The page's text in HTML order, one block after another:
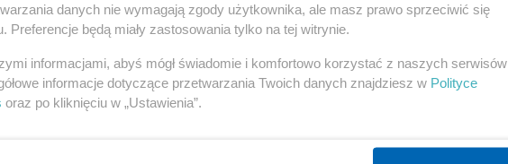
Chińczyka siedzącego przy lampie naftowej. W obu
drutami z poruszającą się w danej chwili postacią. ...
do przedniej spinki kołnierzyka) i do obu rąk figurki....
te postacie do pełnego temperamentu życia
to znów jedną lub obiema laseczkami....
danych nie wymagają zgody użytkownika, ale masz prawo sprzeciwić się
Preferencje będą miały zastosowania tylko na tej witrynie.
informacjami, abyś mógł świadomie i komfortowo korzystać z naszych serwisów
informacje dotyczące przetwarzania Twoich danych znajdziesz w Polityce
oraz po kliknięciu w „Ustawienia”.